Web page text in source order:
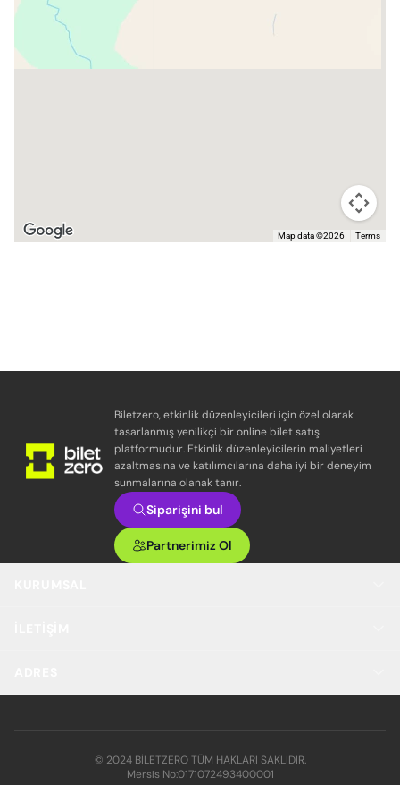
Map data ©2026 Terms
Biletzero, etkinlik düzenleyicileri için özel olarak
tasarlanmış yenilikçi bir online bilet satış
platformudur. Etkinlik düzenleyicilerin maliyetleri
azaltmasına ve katılımcılarına daha iyi bir deneyim
sunmalarına olanak tanır.
Siparişini bul
Partnerimiz Ol
© 2024 BİLETZERO TÜM HAKLARI SAKLIDIR.
Mersis No:0171072493400001